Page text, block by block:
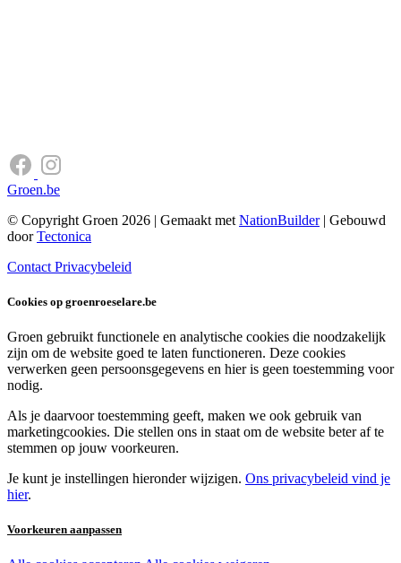
Groen.be
© Copyright Groen 2026 | Gemaakt met NationBuilder| Gebouwd
doorTectonica
Contact Privacybeleid
Cookies op groenroeselare.be
Groen gebruikt functionele en analytische cookies die noodzakelijk
zijn om de website goed te laten functioneren. Deze cookies
verwerken geen persoonsgegevens en hier is geen toestemming voor
nodig.
Als je daarvoor toestemming geeft, maken we ook gebruik van
marketingcookies. Die stellen ons in staat om de website beter af te
stemmen op jouw voorkeuren.
Je kunt je instellingen hieronder wijzigen. Ons privacybeleid vind je
hier.
Voorkeuren aanpassen